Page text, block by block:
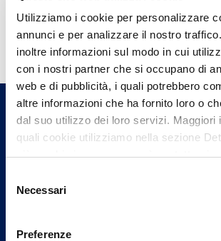
Utilizziamo i cookie per personalizzare
annunci e per analizzare il nostro
inoltre informazioni sul modo in cui
con i nostri partner che si occupano di
web e di pubblicità, i quali potrebbero
altre informazioni che ha fornito loro o
dal suo utilizzo dei loro servizi. Maggiori
quali cookie utilizziamo nella sezione
più su chi siamo, come può contattarci
può trovare nel footer del sito nella
delNecessari
Preferenze
Hai bisogno di
informazioni?
Trova l'Agenzia più vicina a te
un nostro Agente.
Contattaci